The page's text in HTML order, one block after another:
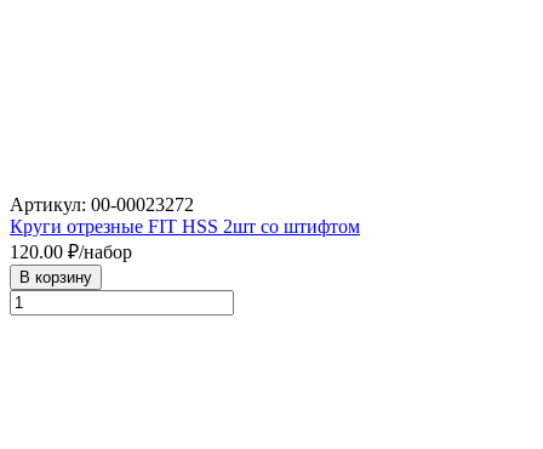
Артикул: 00-00023272
Круги отрезные FIT HSS 2шт со штифтом
120.00 ₽/набор
В корзину